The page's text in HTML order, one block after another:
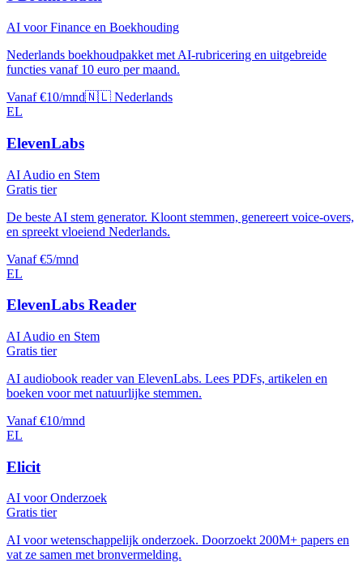
AI voor Finance en Boekhouding
Nederlands boekhoudpakket met AI-rubricering en uitgebreide
functies vanaf 10 euro per maand.
Vanaf €10/mnd🇳🇱 Nederlands
EL
ElevenLabs
AI Audio en Stem
Gratis tier
De beste AI stem generator. Kloont stemmen, genereert voice-overs,
en spreekt vloeiend Nederlands.
Vanaf €5/mnd
EL
ElevenLabs Reader
AI Audio en Stem
Gratis tier
AI audiobook reader van ElevenLabs. Lees PDFs, artikelen en
boeken voor met natuurlijke stemmen.
Vanaf €10/mnd
EL
Elicit
AI voor Onderzoek
Gratis tier
AI voor wetenschappelijk onderzoek. Doorzoekt 200M+ papers en
vat ze samen met bronvermelding.